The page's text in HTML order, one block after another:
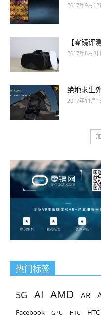
2017年9月12
【零镜评
2017年8月8日
绝地求生
2017年11月
热门标签
5G AI AMD AR
Facebook GPU HTC